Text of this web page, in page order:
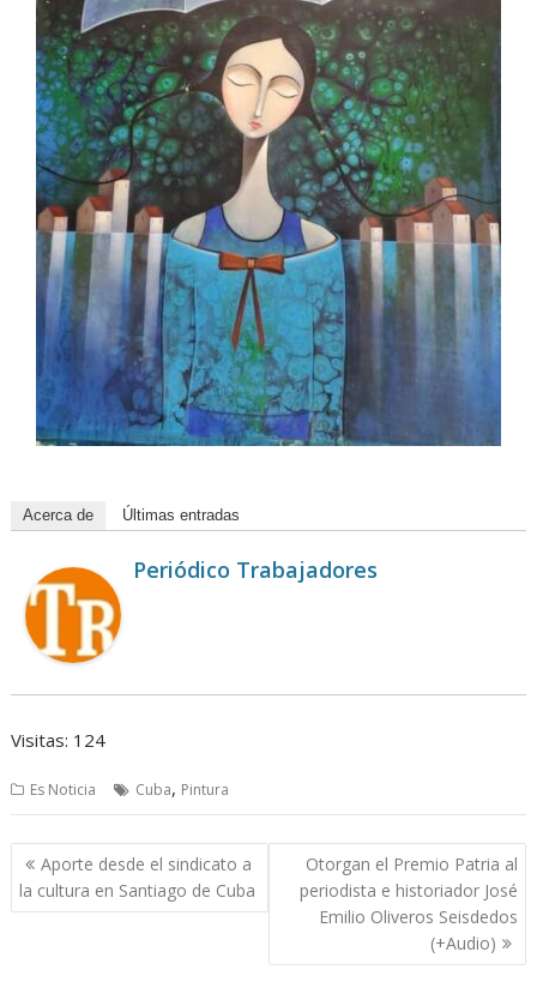
Acerca de Últimas entradas
Periódico Trabajadores
Visitas: 124
Es Noticia Cuba, Pintura
Navegación
de
entradas
Aporte desde el sindicato a
la cultura en Santiago de Cuba
Otorgan el Premio Patria al
periodista e historiador José
Emilio Oliveros Seisdedos
(+Audio)